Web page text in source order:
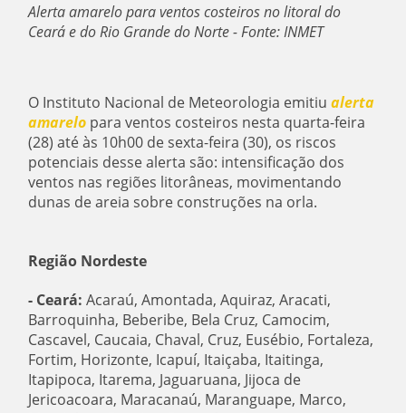
Alerta amarelo para ventos costeiros no litoral do
Ceará e do Rio Grande do Norte - Fonte: INMET
O Instituto Nacional de Meteorologia emitiualerta
amarelo para ventos costeiros nesta quarta-feira
(28) até às 10h00 de sexta-feira (30), os riscos
potenciais desse alerta são: intensificação dos
ventos nas regiões litorâneas, movimentando
dunas de areia sobre construções na orla.
Região Nordeste
- Ceará: Acaraú, Amontada, Aquiraz, Aracati,
Barroquinha, Beberibe, Bela Cruz, Camocim,
Cascavel, Caucaia, Chaval, Cruz, Eusébio, Fortaleza,
Fortim, Horizonte, Icapuí, Itaiçaba, Itaitinga,
Itapipoca, Itarema, Jaguaruana, Jijoca de
Jericoacoara, Maracanaú, Maranguape, Marco,